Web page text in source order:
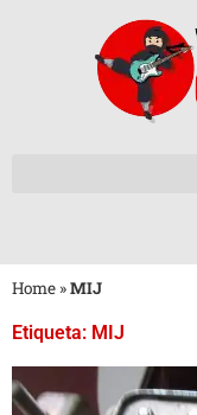
Home »MIJ
Etiqueta: MIJ